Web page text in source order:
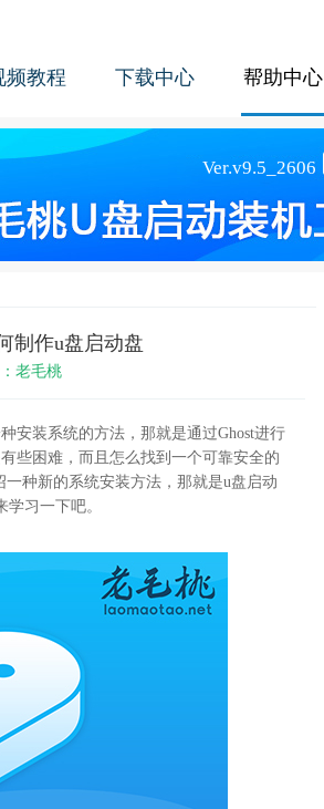
频教程 下载中心 帮助中心
制作u盘启动盘
老毛桃
安装系统的方法，那就是通过Ghost进行
些困难，而且怎么找到一个可靠安全的
种新的系统安装方法，那就是u盘启动
习一下吧。